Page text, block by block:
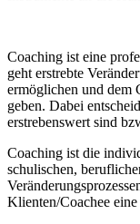
Coaching ist eine
geht erstrebte
ermöglichen und dem
geben. Dabei
erstrebenswert sind
Coaching ist die
schulischen,
Klienten/Coachee